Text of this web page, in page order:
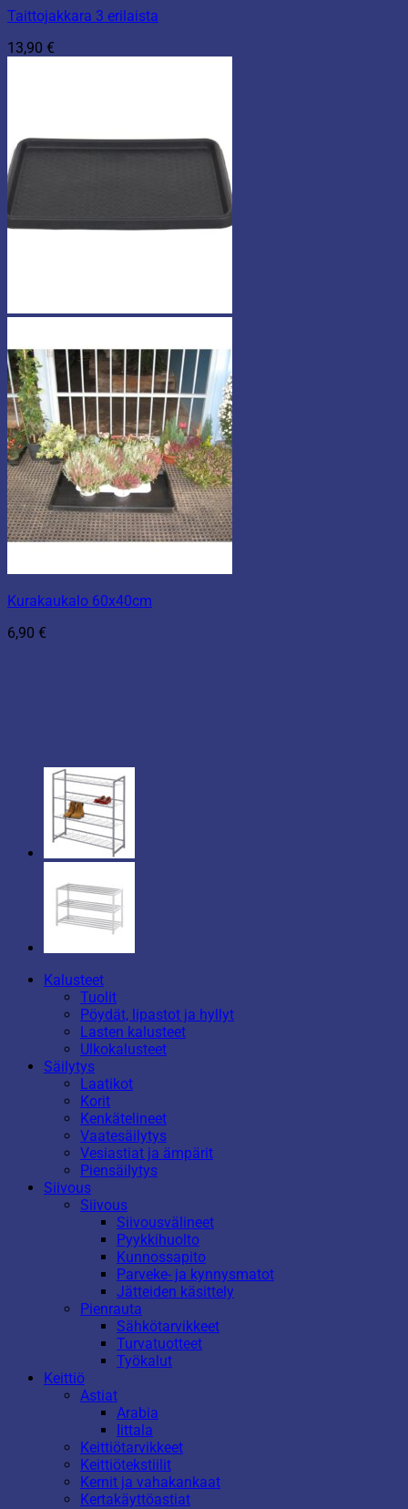
Taittojakkara 3 erilaista
13,90 €
Kurakaukalo 60x40cm
6,90 €
Kalusteet
Tuolit
Pöydät, lipastot ja hyllyt
Lasten kalusteet
Ulkokalusteet
Säilytys
Laatikot
Korit
Kenkätelineet
Vaatesäilytys
Vesiastiat ja ämpärit
Piensäilytys
Siivous
Siivous
Siivousvälineet
Pyykkihuolto
Kunnossapito
Parveke- ja kynnysmatot
Jätteiden käsittely
Pienrauta
Sähkötarvikkeet
Turvatuotteet
Työkalut
Keittiö
Astiat
Arabia
Iittala
Keittiötarvikkeet
Keittiötekstiilit
Kernit ja vahakankaat
Kertakäyttöastiat